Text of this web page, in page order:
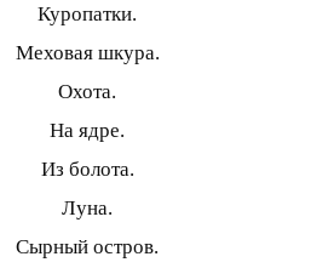
Куропатки.
Меховая шкура.
Охота.
На ядре.
Из болота.
Луна.
Сырный остров.